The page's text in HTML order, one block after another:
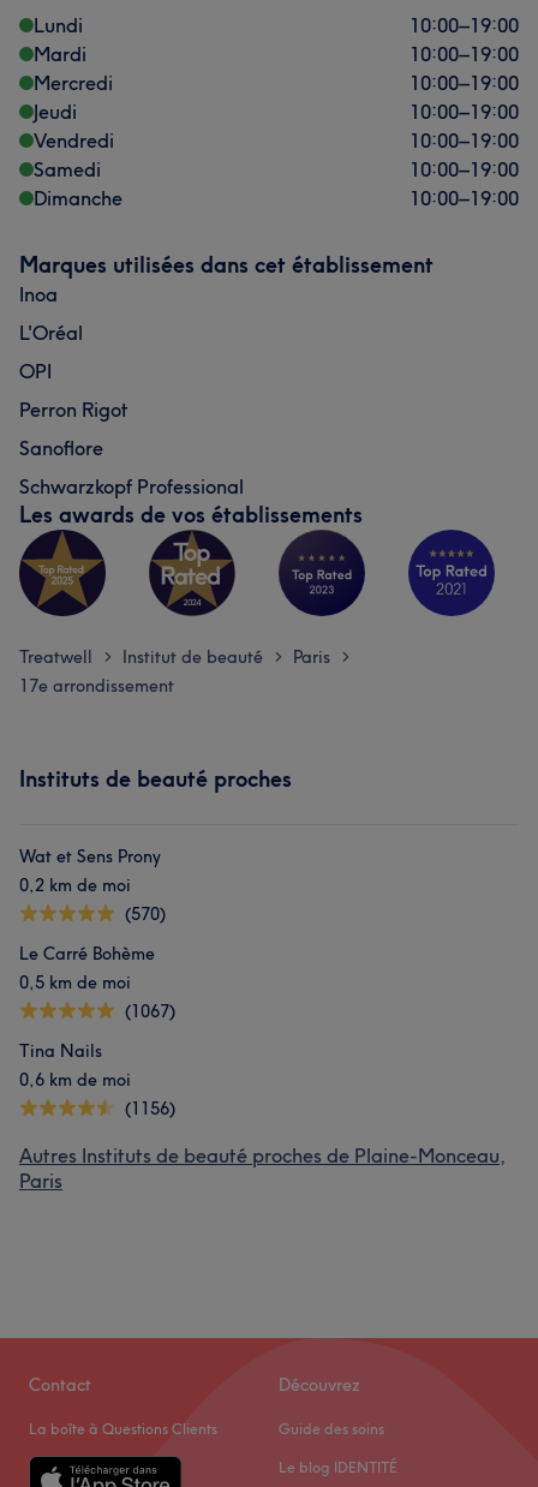
Lundi
10:00–19:00
Mardi
10:00–19:00
Mercredi
10:00–19:00
Jeudi
10:00–19:00
Vendredi
10:00–19:00
Samedi
10:00–19:00
Dimanche
10:00–19:00
Marques utilisées dans cet établissement
Inoa
L'Oréal
OPI
Perron Rigot
Sanoflore
Schwarzkopf Professional
Les awards de vos établissements
Treatwell > Institut de beauté > Paris >
17e arrondissement
Instituts de beauté proches
Wat et Sens Prony
0,2 km de moi
(570)
Le Carré Bohème
0,5 km de moi
(1067)
Tina Nails
0,6 km de moi
(1156)
Autres Instituts de beauté proches de Plaine-Monceau,
Paris
Contact
La boîte à Questions Clients
Découvrez
Guide des soins
Le blog IDENTITÉ